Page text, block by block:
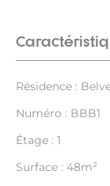
Résidence :
Numéro : BBB1
Étage : 1
Surface : 48m²